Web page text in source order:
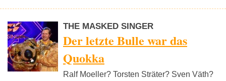
THE MASKED SINGER
Der letzte Bulle war das
Quokka
Ralf Moeller? Torsten Sträter? Sven Väth?